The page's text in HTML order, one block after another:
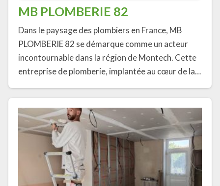
MB PLOMBERIE 82
Dans le paysage des plombiers en France, MB
PLOMBERIE 82 se démarque comme un acteur
incontournable dans la région de Montech. Cette
entreprise de plomberie, implantée au cœur de la…